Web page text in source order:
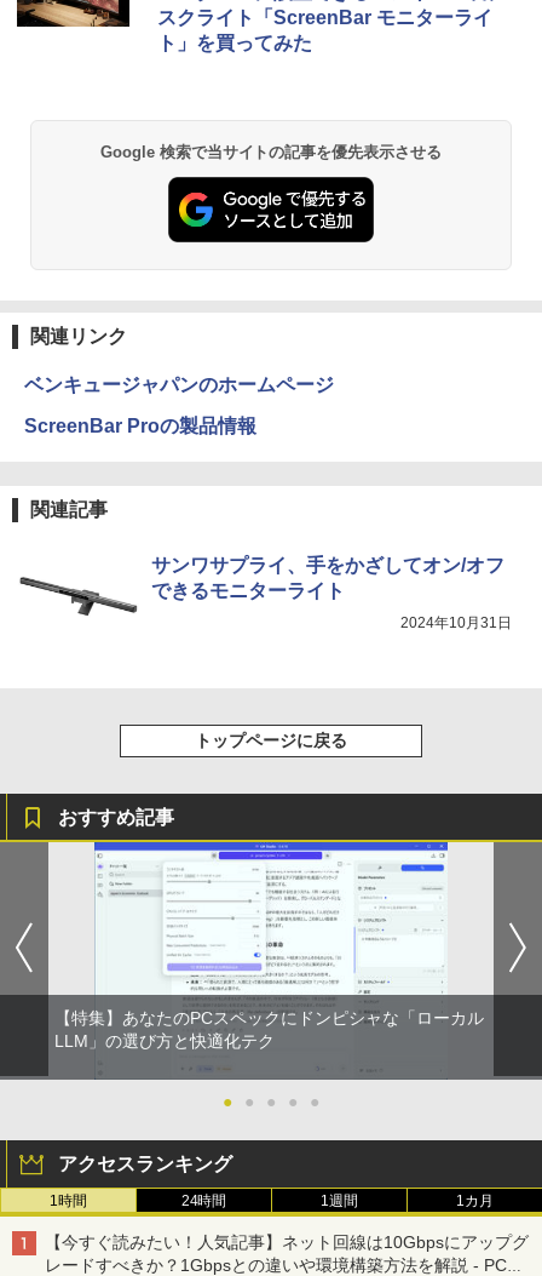
スクライト「ScreenBar モニターライ
ト」を買ってみた
Google 検索で当サイトの記事を優先表示させる
関連リンク
ベンキュージャパンのホームページ
ScreenBar Proの製品情報
関連記事
サンワサプライ、手をかざしてオン/オフ
できるモニターライト
2024年10月31日
トップページに戻る
おすすめ記事
【特集】あなたのPCスペックにドンピシャな「ローカル
LLM」の選び方と快適化テク
● ● ● ● ●
アクセスランキング
1時間 24時間 1週間 1カ月
【今すぐ読みたい！人気記事】ネット回線は10Gbpsにアップグ
レードすべきか？1Gbpsとの違いや環境構築方法を解説 - PC